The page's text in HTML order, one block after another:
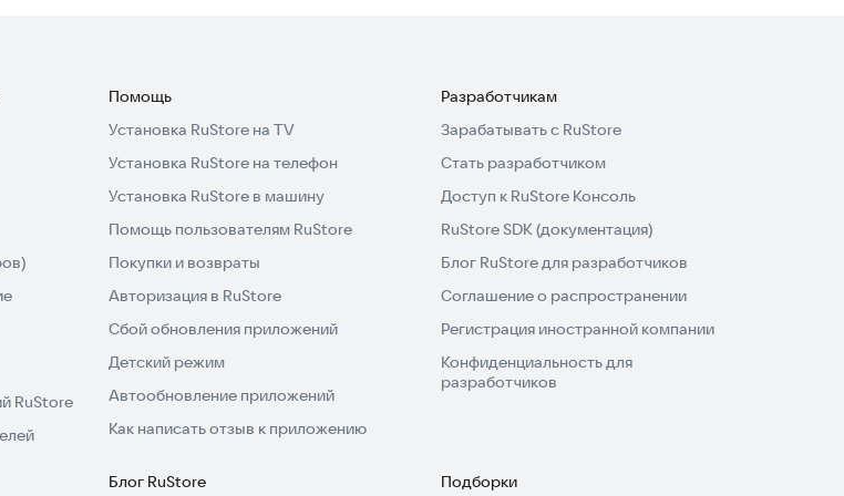
RuStore
Помощь
Установка RuStore на TV
Установка RuStore на телефон
Установка RuStore в машину
Помощь пользователям RuStore
Покупки и возвраты
Авторизация в RuStore
Сбой обновления приложений
Детский режим
Автообновление приложений
Как написать отзыв к приложению
Разработчикам
Зарабатывать с RuStore
Стать разработчиком
Доступ к RuStore Консоль
RuStore SDK (документация)
Блог RuStore для разработчиков
Соглашение о распространении
Регистрация иностранной компании
Конфиденциальность для
разработчиков
Блог RuStore Подборки